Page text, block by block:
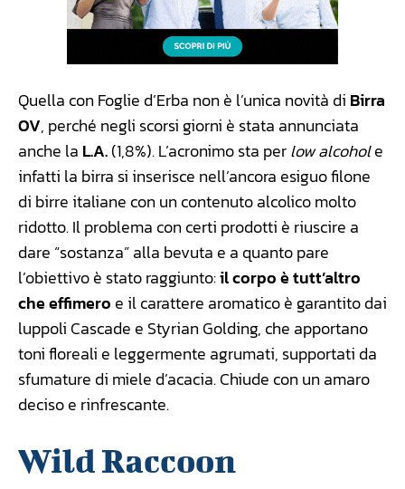
Quella con Foglie d’Erba non è l’unica novità di Birra
OV, perché negli scorsi giorni è stata annunciata
anche la L.A.(1,8%). L’acronimo sta perlow alcohole
infatti la birra si inserisce nell’ancora esiguo filone
di birre italiane con un contenuto alcolico molto
ridotto. Il problema con certi prodotti è riuscire a
dare “sostanza” alla bevuta e a quanto pare
l’obiettivo è stato raggiunto:il corpo è tutt’altro
che effimero e il carattere aromatico è garantito dai
luppoli Cascade e Styrian Golding, che apportano
toni floreali e leggermente agrumati, supportati da
sfumature di miele d’acacia. Chiude con un amaro
deciso e rinfrescante.
Wild Raccoon